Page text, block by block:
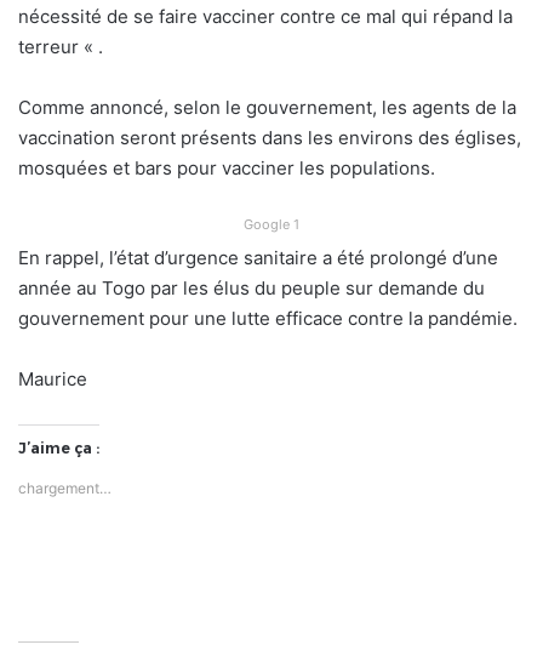
nécessité de se faire vacciner contre ce mal qui répand la
terreur « .
Comme annoncé, selon le gouvernement, les agents de la
vaccination seront présents dans les environs des églises,
mosquées et bars pour vacciner les populations.
Google 1
En rappel, l’état d’urgence sanitaire a été prolongé d’une
année au Togo par les élus du peuple sur demande du
gouvernement pour une lutte efficace contre la pandémie.
Maurice
J’aime ça :
chargement…